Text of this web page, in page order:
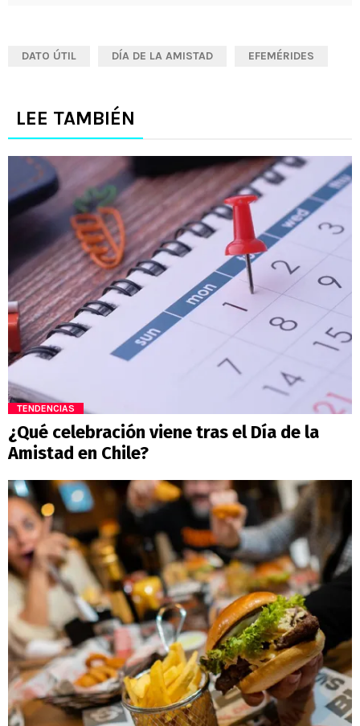
DATO ÚTIL DÍA DE LA AMISTAD EFEMÉRIDES
LEE TAMBIÉN
TENDENCIAS
¿Qué celebración viene tras el Día de la
Amistad en Chile?